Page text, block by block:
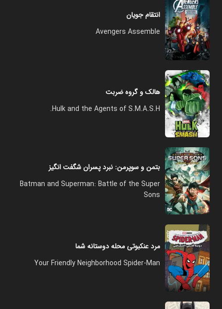
انتقام جویان
Avengers Assemble
هالک و گروه ضربت
Hulk and the Agents of S.M.A.S.H.
بتمن و سوپرمن: نبرد پسران شگفت انگیز
Batman and Superman: Battle of the Super
Sons
مرد عنکبوتی محله دوستانه شما
Your Friendly Neighborhood Spider-Man